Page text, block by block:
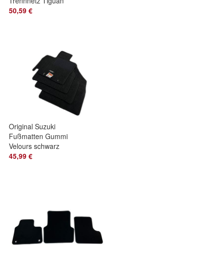
Allspace Tarraco
50,59 €
Original Suzuki
Fußmatten Gummi
Velours schwarz
Ignis 3 MF Teppich
45,99 €